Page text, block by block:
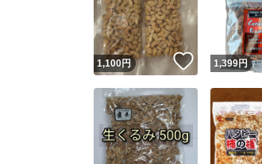
1,100円 いいね！
1,399円